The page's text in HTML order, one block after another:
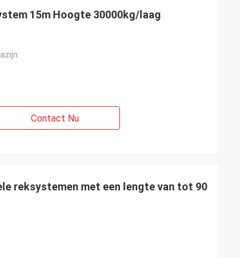
15m Hoogte 30000kg/laag
Contact Nu
reksystemen met een lengte van tot 90